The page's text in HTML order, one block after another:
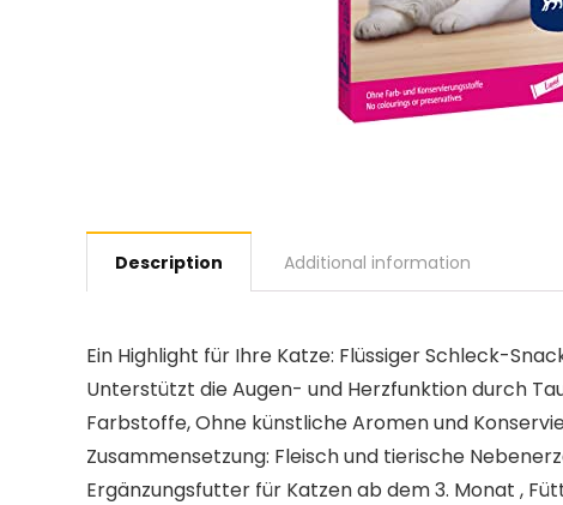
Description Additional information
Ein Highlight für Ihre Katze: Flüssiger Schleck-
Unterstützt die Augen- und Herzfunktion durch
Farbstoffe, Ohne künstliche Aromen und
Zusammensetzung: Fleisch und tierische
Ergänzungsfutter für Katzen ab dem 3. Monat ,